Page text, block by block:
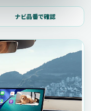
ナビ品番で確認